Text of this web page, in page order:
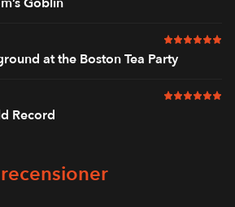
6 av 6 i
at the Boston Tea Party
6 av 6 i
Record